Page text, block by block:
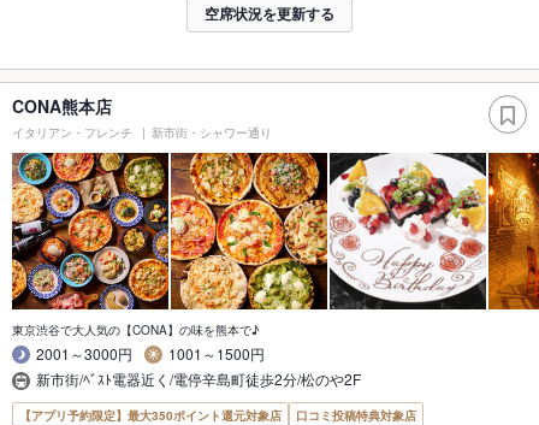
空席状況を更新する
CONA熊本店
イタリアン・フレンチ 新市街・シャワー通り
東京渋谷で大人気の【CONA】の味を熊本で♪
2001～3000円
1001～1500円
新市街/ﾍﾞｽﾄ電器近く/電停辛島町徒歩2分/松のや2F
【アプリ予約限定】最大350ポイント還元対象店 口コミ投稿特典対象店